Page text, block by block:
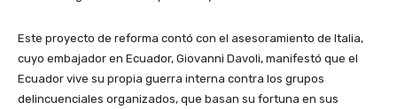
Este proyecto de reforma contó con el asesoramiento de Italia,
cuyo embajador en Ecuador, Giovanni Davoli, manifestó que el
Ecuador vive su propia guerra interna contra los grupos
delincuenciales organizados, que basan su fortuna en sus